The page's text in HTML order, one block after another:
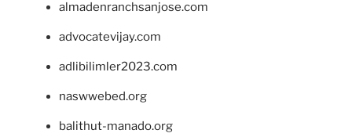
almadenranchsanjose.com
advocatevijay.com
adlibilimler2023.com
naswwebed.org
balithut-manado.org